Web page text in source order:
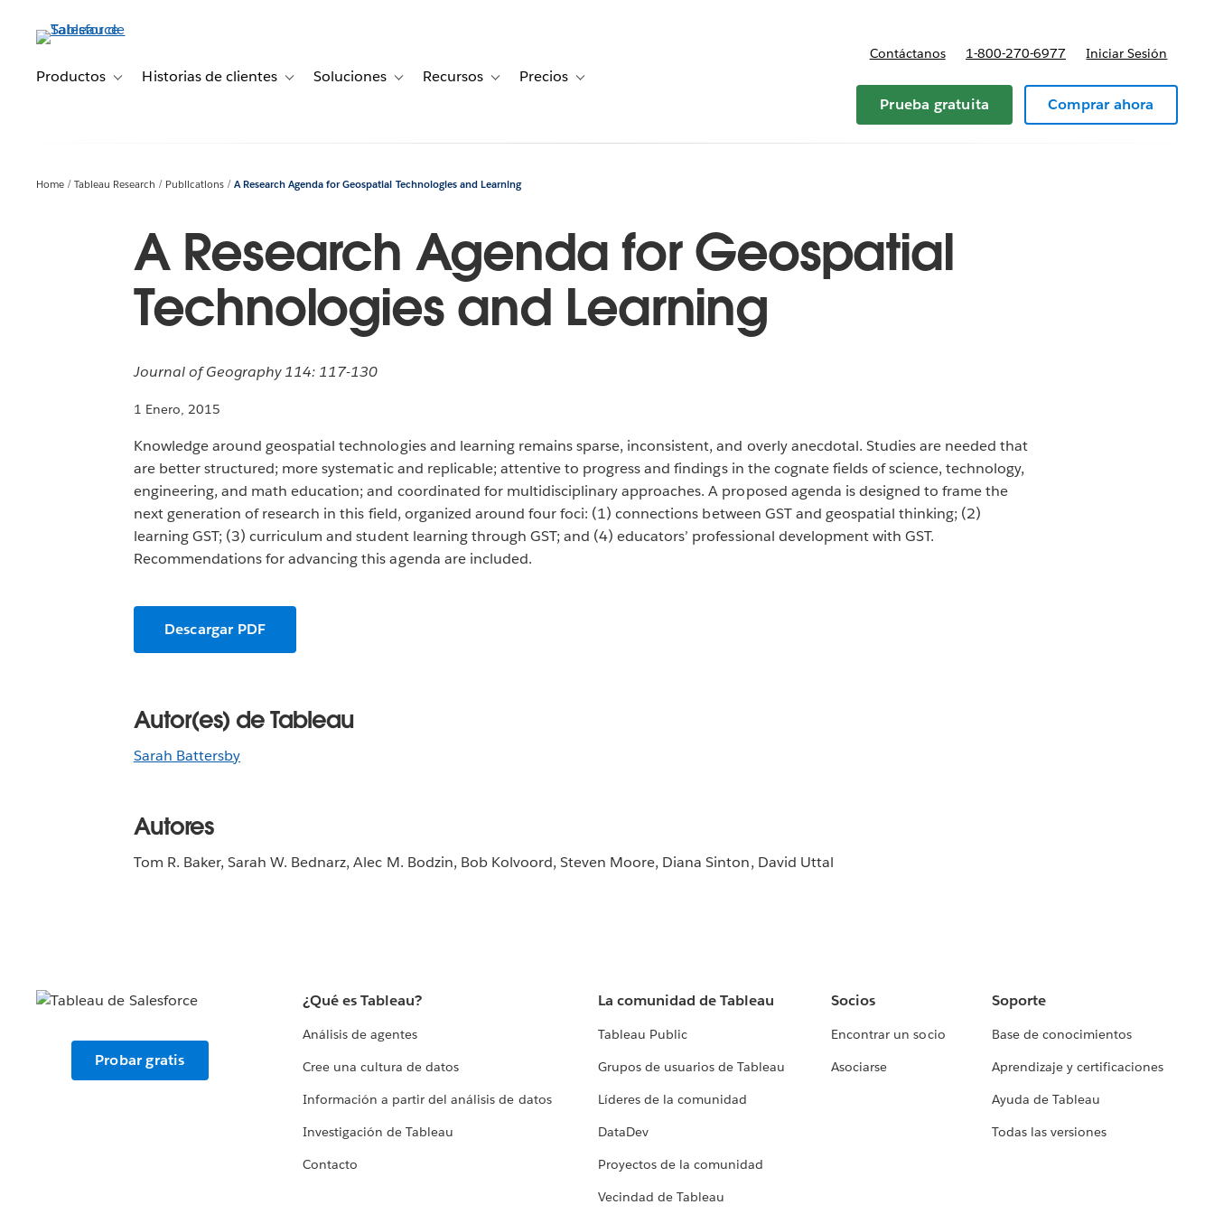
principalProductos Toggle sub-navigation for Productos
Historias de clientes Toggle sub-navigation for Historias de clientes
Soluciones Toggle sub-navigation for Soluciones
Recursos Toggle sub-navigation for Recursos
Precios Toggle sub-navigation for Precios
Contáctanos 1-800-270-6977 Iniciar Sesión
Prueba gratuita Comprar ahora
Home Tableau Research Publications A Research Agenda for Geospatial Technologies and Learning
A Research Agenda for Geospatial
Technologies and Learning
Journal of Geography 114: 117-130
1 Enero, 2015
Knowledge around geospatial technologies and learning remains sparse, inconsistent, and overly anecdotal. Studies are needed that
are better structured; more systematic and replicable; attentive to progress and findings in the cognate fields of science, technology,
engineering, and math education; and coordinated for multidisciplinary approaches. A proposed agenda is designed to frame the
next generation of research in this field, organized around four foci: (1) connections between GST and geospatial thinking; (2)
learning GST; (3) curriculum and student learning through GST; and (4) educators’ professional development with GST.
Recommendations for advancing this agenda are included.
Descargar PDF
Autor(es) de Tableau
Sarah Battersby
Autores
Tom R. Baker, Sarah W. Bednarz, Alec M. Bodzin, Bob Kolvoord, Steven Moore, Diana Sinton, David Uttal
Probar gratis
¿Qué es Tableau?
Análisis de agentes
Cree una cultura de datos
Información a partir del análisis de datos
Investigación de Tableau
Contacto
La comunidad de Tableau
Tableau Public
Grupos de usuarios de Tableau
Líderes de la comunidad
DataDev
Proyectos de la comunidad
Vecindad de Tableau
Socios
Encontrar un socio
Asociarse
Soporte
Base de conocimientos
Aprendizaje y certificaciones
Ayuda de Tableau
Todas las versiones